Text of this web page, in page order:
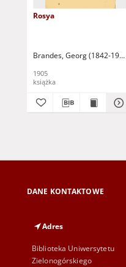
Rosya
Brandes, Georg (1842-1927)
1905
książka
DANE KONTAKTOWE
Adres
Biblioteka Uniwersytetu
Zielonogórskiego